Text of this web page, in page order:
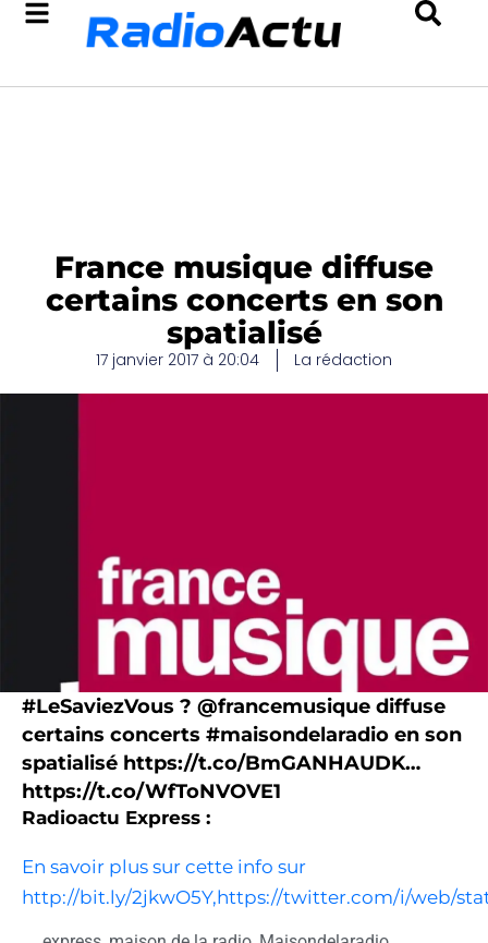
France musique diffuse
certains concerts en son
spatialisé
17 janvier 2017 à 20:04 La rédaction
#LeSaviezVous ? @francemusique diffuse
certains concerts #maisondelaradio en son
spatialisé https://t.co/BmGANHAUDK…
https://t.co/WfToNVOVE1
Radioactu Express :
En savoir plus sur cette info sur
http://bit.ly/2jkwO5Y,https://twitter.com/i/web/